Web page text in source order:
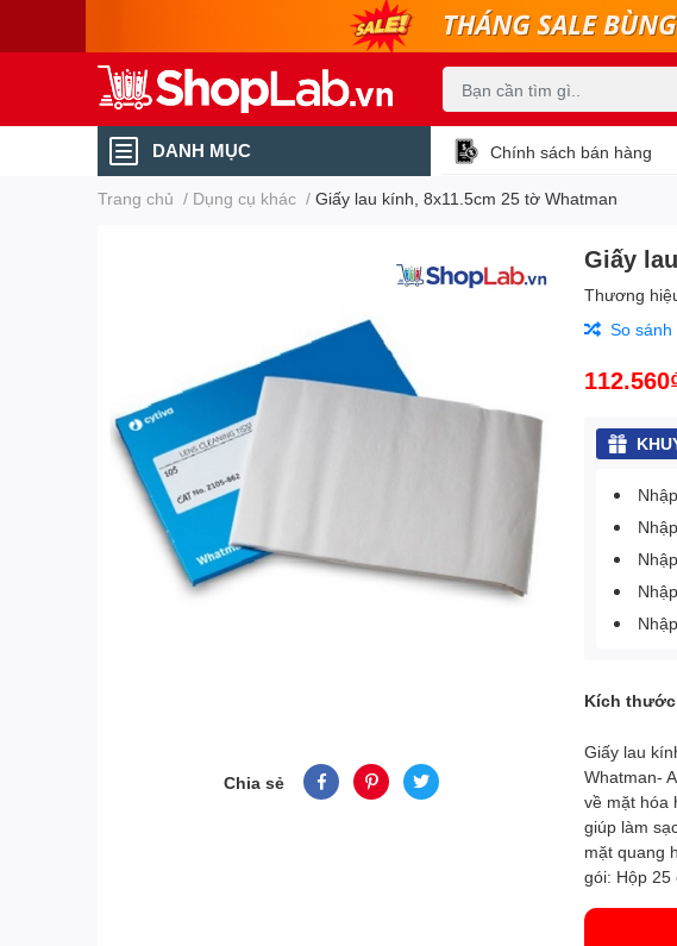
DANH MỤC Chính sách bán hàng
Trang chủ / Dụng cụ khác / Giấy lau kính, 8x11.5cm 25 tờ Whatman
Chia sẻ
Giấy
Thương
So sánh
Kích
Giấy lau
Whatman-
về mặt hóa
giúp làm
mặt quang
gói: Hộp 25